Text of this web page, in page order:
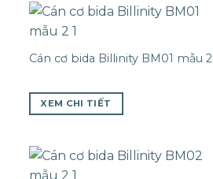
Cán cơ bida Billinity BM01 mẫu 2
XEM CHI TIẾT